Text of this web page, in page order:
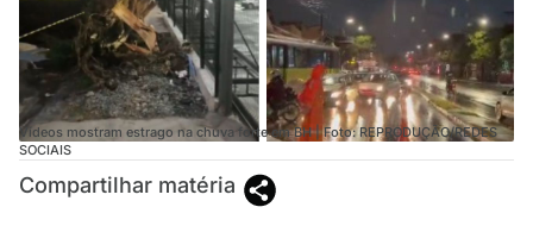
Vídeos mostram estrago na chuva forte em BH | Foto: REPRODUÇÃO/REDES
SOCIAIS
Compartilhar matéria